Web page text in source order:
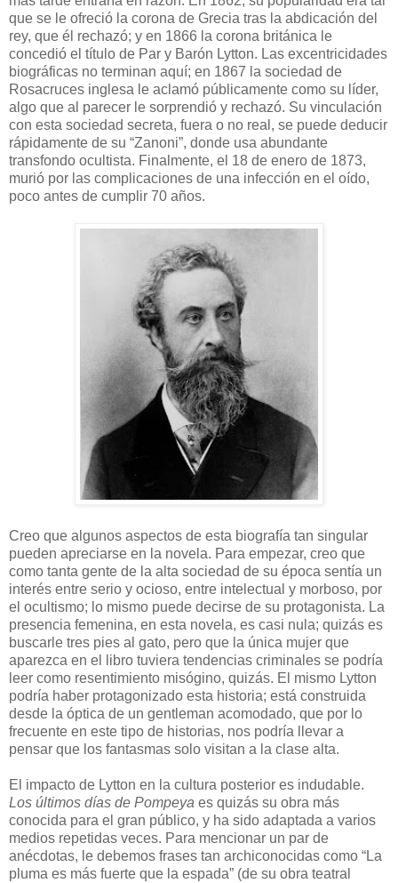
que se le ofreció la corona de Grecia tras la abdicación del
rey, que él rechazó; y en 1866 la corona británica le
concedió el título de Par y Barón Lytton. Las excentricidades
biográficas no terminan aquí; en 1867 la sociedad de
Rosacruces inglesa le aclamó públicamente como su líder,
algo que al parecer le sorprendió y rechazó. Su vinculación
con esta sociedad secreta, fuera o no real, se puede deducir
rápidamente de su “Zanoni”, donde usa abundante
transfondo ocultista. Finalmente, el 18 de enero de 1873,
murió por las complicaciones de una infección en el oído,
poco antes de cumplir 70 años.
Creo que algunos aspectos de esta biografía tan singular
pueden apreciarse en la novela. Para empezar, creo que
como tanta gente de la alta sociedad de su época sentía un
interés entre serio y ocioso, entre intelectual y morboso, por
el ocultismo; lo mismo puede decirse de su protagonista. La
presencia femenina, en esta novela, es casi nula; quizás es
buscarle tres pies al gato, pero que la única mujer que
aparezca en el libro tuviera tendencias criminales se podría
leer como resentimiento misógino, quizás. El mismo Lytton
podría haber protagonizado esta historia; está construida
desde la óptica de un gentleman acomodado, que por lo
frecuente en este tipo de historias, nos podría llevar a
pensar que los fantasmas solo visitan a la clase alta.
El impacto de Lytton en la cultura posterior es indudable.
Los últimos días de Pompeya es quizás su obra más
conocida para el gran público, y ha sido adaptada a varios
medios repetidas veces. Para mencionar un par de
anécdotas, le debemos frases tan archiconocidas como “La
pluma es más fuerte que la espada” (de su obra teatral